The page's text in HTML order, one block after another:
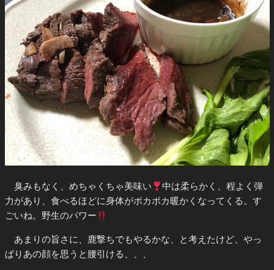
臭みもなく、めちゃくちゃ美味い
中は柔らかく、程よく弾
力があり、食べるほどに身体がポカポカ暖かくなってくる。す
ごいね。野生のパワー
あまりの旨さに、鹿撃ちでもやるかな、と考えたけど、やっ
ぱりあの顔を思うと腰引ける、、、